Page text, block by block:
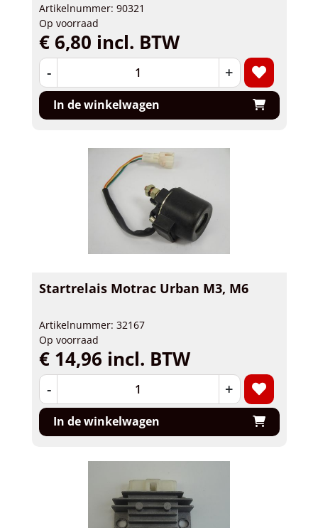
Artikelnummer: 90321
Op voorraad
€ 6,80 incl. BTW
- +
In de winkelwagen
Startrelais Motrac Urban M3, M6
Artikelnummer: 32167
Op voorraad
€ 14,96 incl. BTW
- +
In de winkelwagen